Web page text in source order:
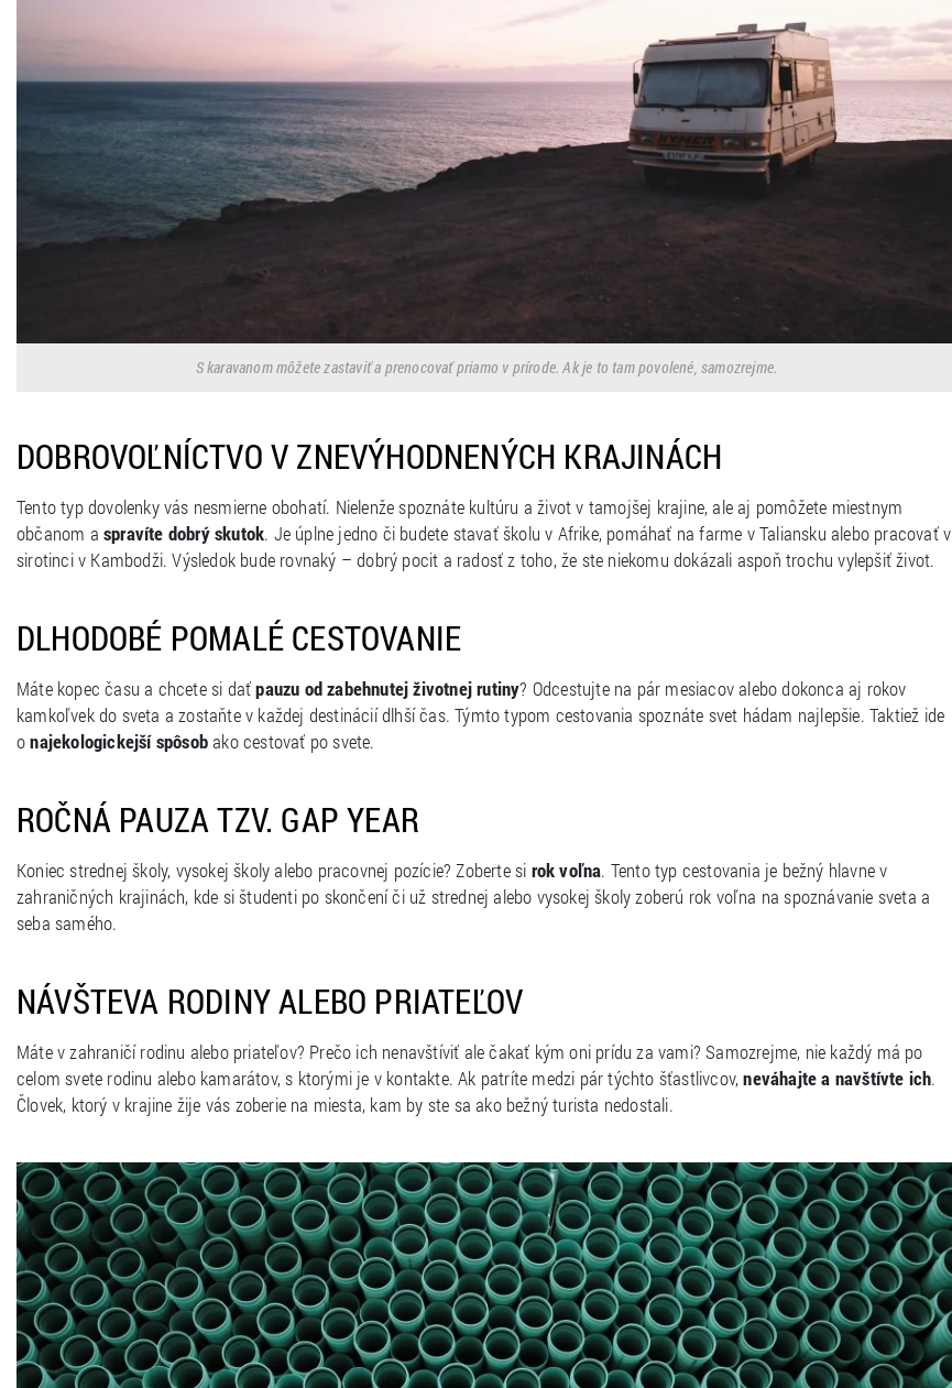
S karavanom môžete zastaviť a prenocovať priamo v prírode. Ak je to tam povolené, samozrejme.
DOBROVOĽNÍCTVO V ZNEVÝHODNENÝCH KRAJINÁCH
Tento typ dovolenky vás nesmierne obohatí. Nielenže spoznáte kultúru a život v tamojšej krajine, ale aj pomôžete miestnym
občanom a spravíte dobrý skutok. Je úplne jedno či budete stavať školu v Afrike, pomáhať na farme v Taliansku alebo pracovať v
sirotinci v Kambodži. Výsledok bude rovnaký – dobrý pocit a radosť z toho, že ste niekomu dokázali aspoň trochu vylepšiť život.
DLHODOBÉ POMALÉ CESTOVANIE
Máte kopec času a chcete si daťpauzu od zabehnutej životnej rutiny? Odcestujte na pár mesiacov alebo dokonca aj rokov
kamkoľvek do sveta a zostaňte v každej destinácií dlhší čas. Týmto typom cestovania spoznáte svet hádam najlepšie. Taktiež ide
onajekologickejší spôsobako cestovať po svete.
ROČNÁ PAUZA TZV. GAP YEAR
Koniec strednej školy, vysokej školy alebo pracovnej pozície? Zoberte si rok voľna. Tento typ cestovania je bežný hlavne v
zahraničných krajinách, kde si študenti po skončení či už strednej alebo vysokej školy zoberú rok voľna na spoznávanie sveta a
seba samého.
NÁVŠTEVA RODINY ALEBO PRIATEĽOV
Máte v zahraničí rodinu alebo priateľov? Prečo ich nenavštíviť ale čakať kým oni prídu za vami? Samozrejme, nie každý má po
celom svete rodinu alebo kamarátov, s ktorými je v kontakte. Ak patríte medzi pár týchto šťastlivcov,neváhajte a navštívte ich.
Človek, ktorý v krajine žije vás zoberie na miesta, kam by ste sa ako bežný turista nedostali.